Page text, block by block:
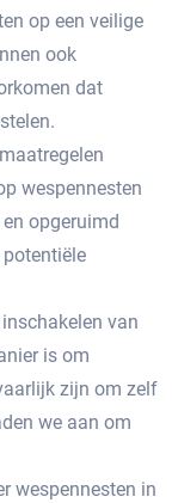
op een veilige
ook
dat
wespennesten
opgeruimd
van
is om
zijn om zelf
we aan om
wespennesten in